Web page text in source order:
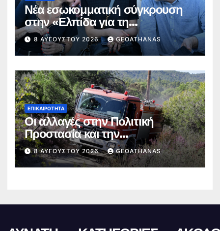
Νέα εσωκομματική σύγκρουση
στην «Ελπίδα για τη
Δημοκρατία»
8 ΑΥΓΟΎΣΤΟΥ 2026 GEOATHANAS
ΕΠΙΚΑΙΡΌΤΗΤΑ
Οι αλλαγές στην Πολιτική
Προστασία και την
Πυροσβεστική
8 ΑΥΓΟΎΣΤΟΥ 2026 GEOATHANAS